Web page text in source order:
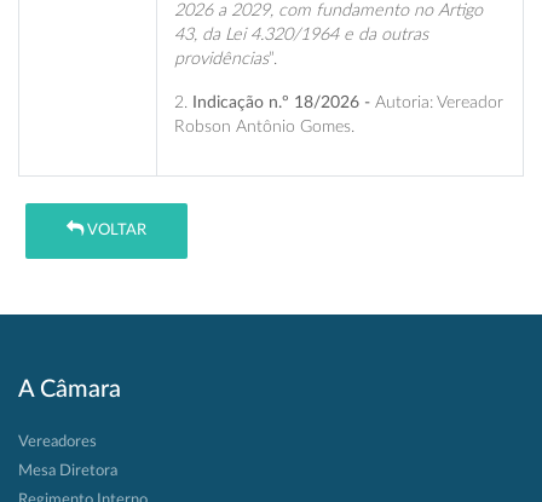
2026 a 2029, com fundamento no Artigo
43, da Lei 4.320/1964 e da outras
providências”.
2. Indicação n.º 18/2026 - Autoria: Vereador
Robson Antônio Gomes.
VOLTAR
A Câmara
Vereadores
Mesa Diretora